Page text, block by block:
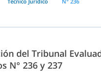
del Tribunal
N° 236 y 237